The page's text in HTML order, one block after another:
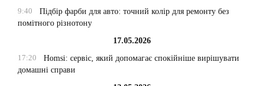
9:40
Підбір фарби для авто: точний колір для ремонту без
помітного різнотону
17.05.2026
17:20
Homsi: сервіс, який допомагає спокійніше вирішувати
домашні справи